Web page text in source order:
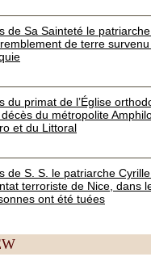
de Sa Sainteté le
de terre survenu
du primat de l’Église
du métropolite
et du Littoral
de S. S. le patriarche
terroriste de Nice, dans
ont été tuées